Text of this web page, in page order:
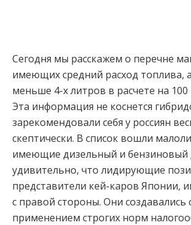
Сегодня мы расскажем о перечне
имеющих средний расход топлива,
меньше 4-х литров в расчете на
Эта информация не коснется
зарекомендовали себя у россиян
скептически. В список вошли
имеющие дизельный и бензиновый
удивительно, что лидирующие
представители кей-каров Японии,
с правой стороны. Они создавались
применением строгих норм